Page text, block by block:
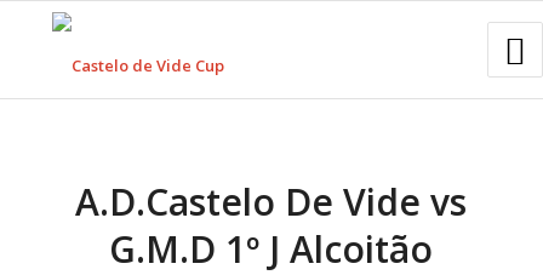
A.D.Castelo De Vide vs
G.M.D 1º J Alcoitão